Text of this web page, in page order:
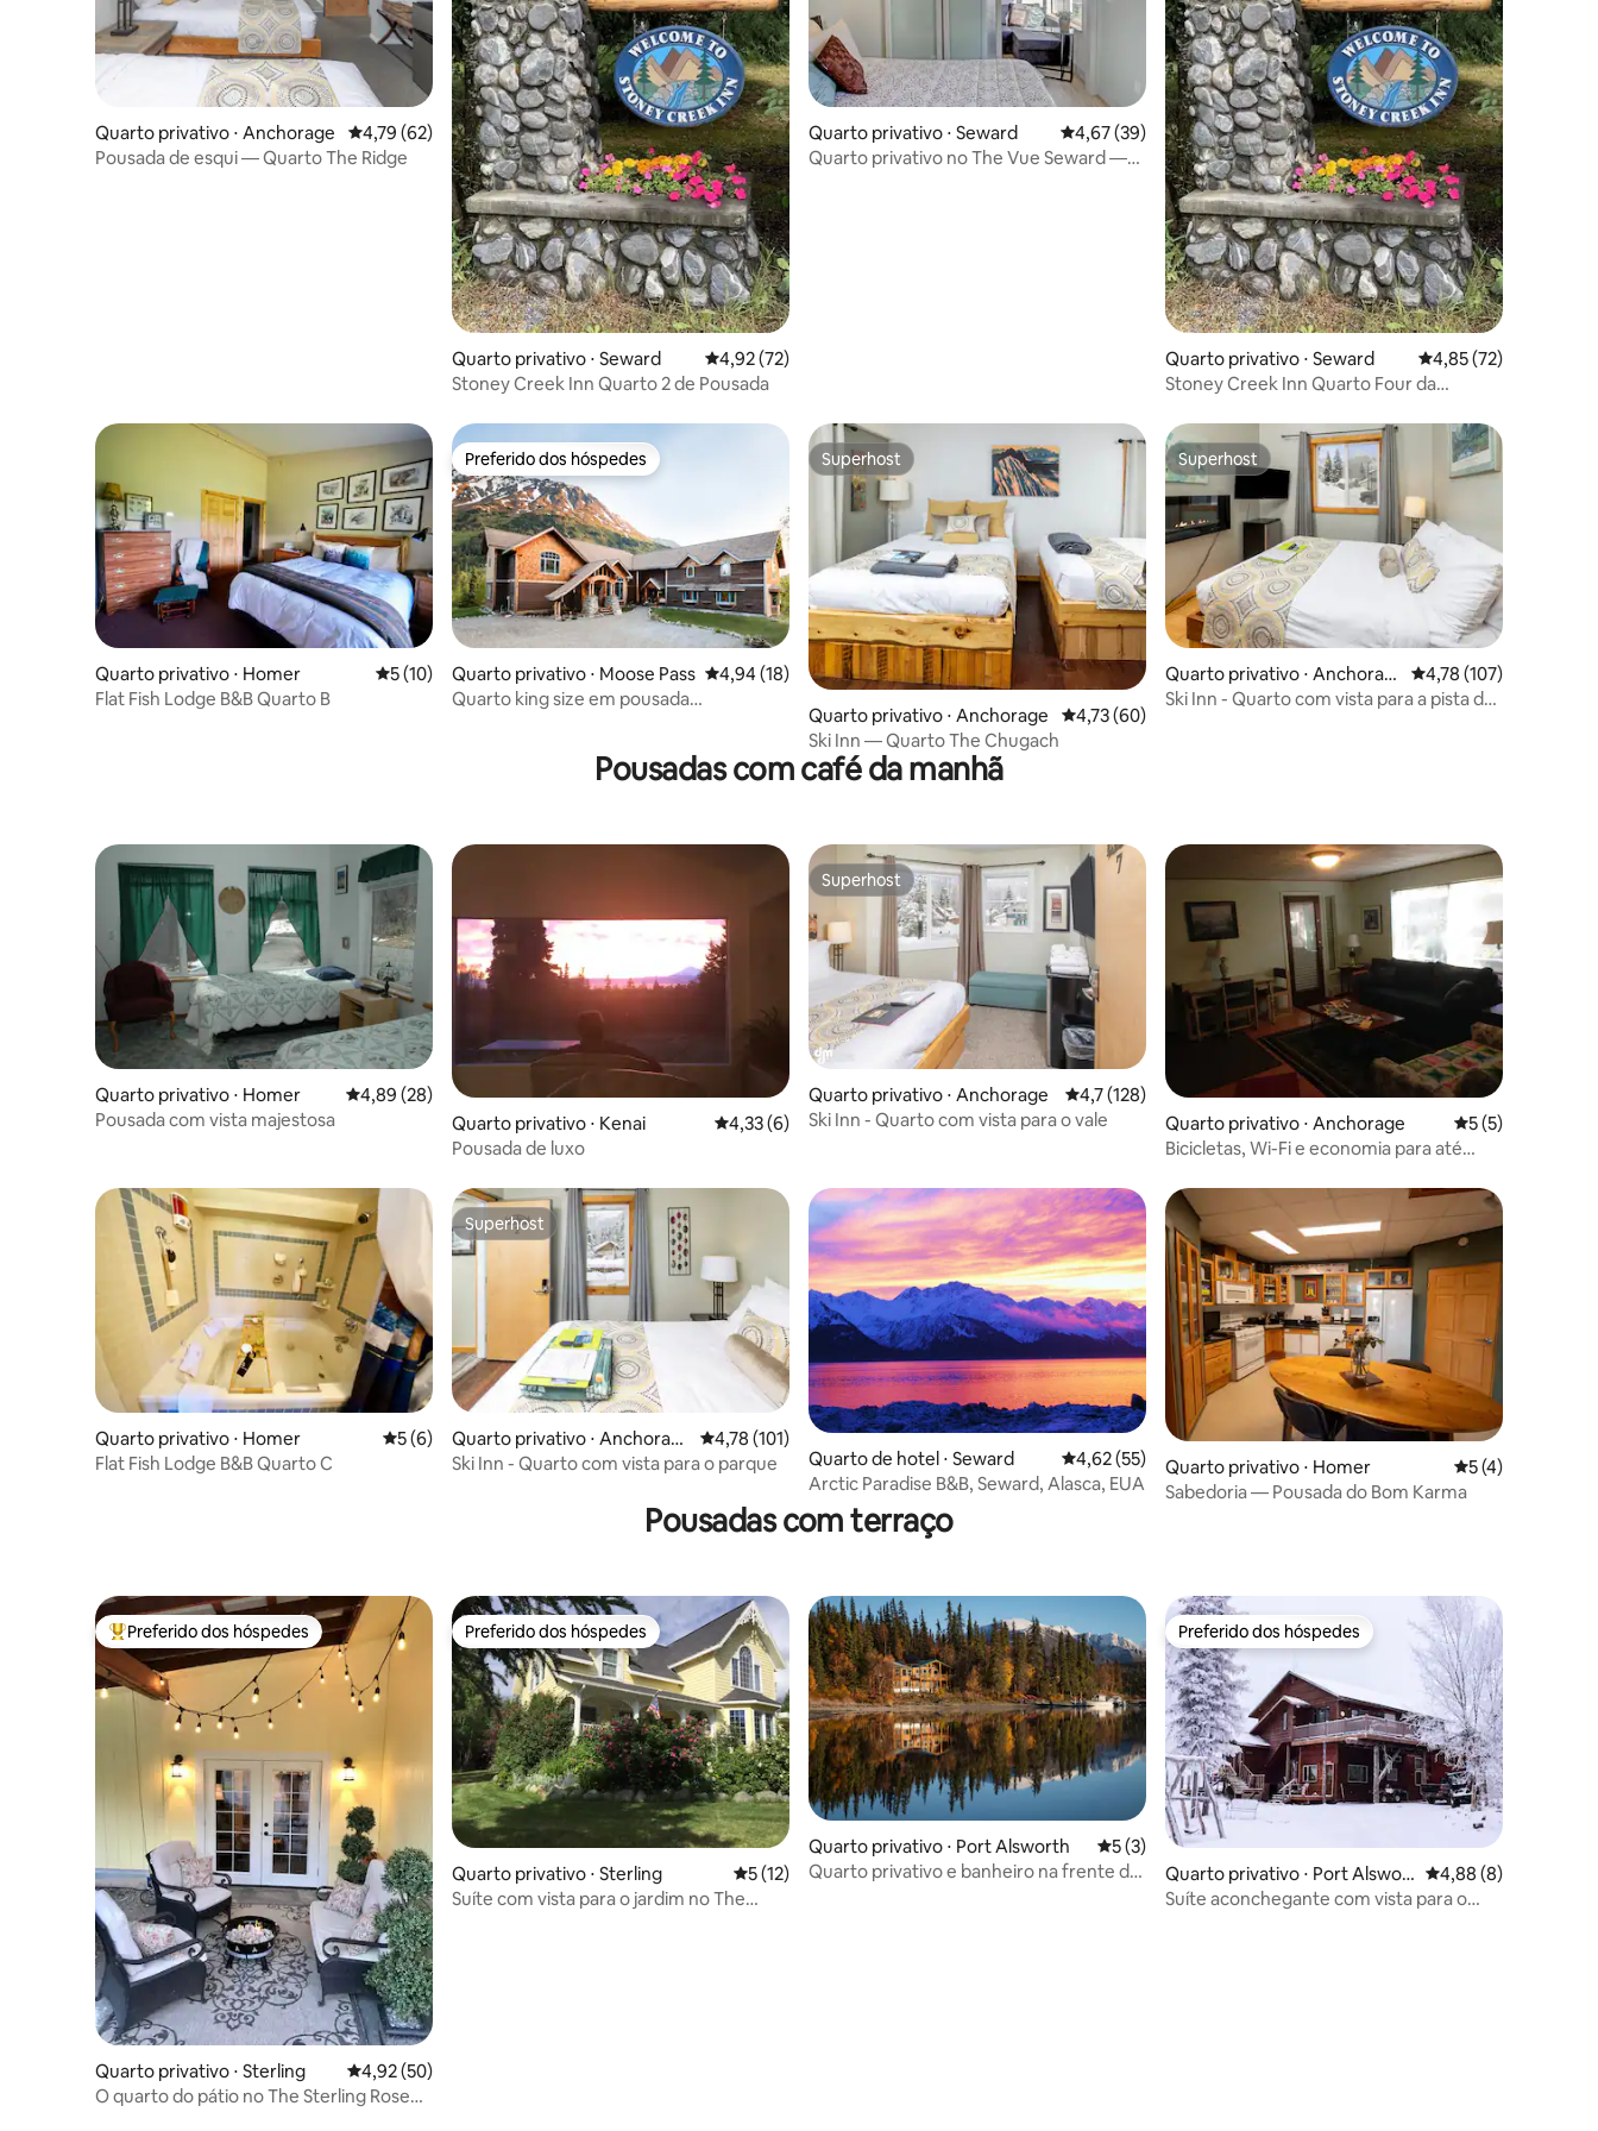
Quarto privativo ⋅ Anchorage 4,79 de uma avaliação média de 5, 62 avaliações
4,79 (62)
Pousada de esqui — Quarto The Ridge
Quarto privativo ⋅ Seward 4,92 de uma avaliação média de 5, 72 avaliações
4,92 (72)
Stoney Creek Inn Quarto 2 de Pousada
Quarto privativo ⋅ Seward 4,67 de uma avaliação média de 5, 39 avaliações
4,67 (39)
Quarto privativo no The Vue Seward —
Quarto privativo ⋅ Seward 4,85 de uma
4,85 (72)
Stoney Creek Inn Quarto Four da
Quarto privativo ⋅ Homer 5 de uma avaliação média de 5, 10 avaliações
5 (10)
Flat Fish Lodge B&B Quarto B
Preferido dos hóspedes
Preferido dos hóspedes
Quarto privativo ⋅ Moose Pass 4,94 de uma avaliação média de 5, 18 avaliações
4,94 (18)
Quarto king size em pousada
Superhost
Superhost
Quarto privativo ⋅ Anchorage 4,73 de uma avaliação média de 5, 60 avaliações
4,73 (60)
Ski Inn — Quarto The Chugach
Superhost
Superhost
Quarto privativo ⋅ Anchorag
e
4,78 de uma avaliação
4,78 (107)
Ski Inn - Quarto com vista para a pista de
Pousadas com café da manhã
Quarto privativo ⋅ Homer 4,89 de uma avaliação média de 5, 28 avaliações
4,89 (28)
Pousada com vista majestosa
Quarto privativo ⋅ Kenai 4,33 de uma avaliação média de 5, 6 avaliações
4,33 (6)
Pousada de luxo
Superhost
Superhost
Quarto privativo ⋅ Anchorage 4,7 de uma avaliação média de 5, 128 avaliações
4,7 (128)
Ski Inn - Quarto com vista para o vale
Quarto privativo ⋅ Anchorage 5 de uma
5 (5)
Bicicletas, Wi-Fi e economia para até
Quarto privativo ⋅ Homer 5 de uma avaliação média de 5, 6 avaliações
5 (6)
Flat Fish Lodge B&B Quarto C
Superhost
Superhost
Quarto privativo ⋅ Anchorag
e
4,78 de uma avaliação média de 5, 101 avaliações
4,78 (101)
Ski Inn - Quarto com vista para o parque
Quarto de hotel ⋅ Seward 4,62 de uma avaliação média de 5, 55 avaliações
4,62 (55)
Arctic Paradise B&B, Seward, Alasca, EUA
Quarto privativo ⋅ Homer 5 de uma
5 (4)
Sabedoria — Pousada do Bom Karma
Pousadas com terraço
Entre os melhores preferidos dos hóspedes
Preferido dos hóspedes
Quarto privativo ⋅ Sterling 4,92 de uma avaliação média de 5, 50 avaliações
4,92 (50)
O quarto do pátio no The Sterling Rose
Preferido dos hóspedes
Preferido dos hóspedes
Quarto privativo ⋅ Sterling 5 de uma avaliação média de 5, 12 avaliações
5 (12)
Suíte com vista para o jardim no The
Quarto privativo ⋅ Port Alsworth 5 de uma avaliação média de 5, 3 avaliações
5 (3)
Quarto privativo e banheiro na frente do
Preferido dos hóspedes
Preferido dos hóspedes
Quarto privativo ⋅ Port Alswort
h
4,88 de uma
4,88 (8)
Suíte aconchegante com vista para o